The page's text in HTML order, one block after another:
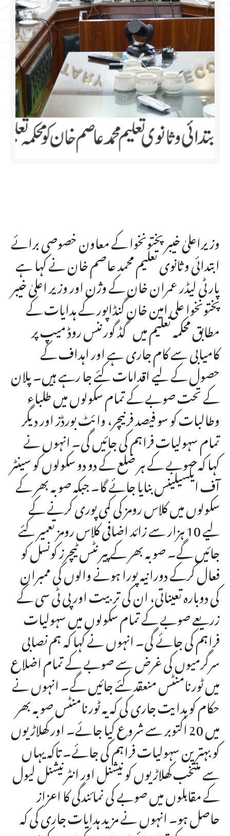
وزیراعلیٰ خیبر پختونخوا کے معاون خصوصی برائے
ابتدائی و ثانوی تعلیم محمد عاصم خان نے کہا ہے
پارٹی لیڈر عمران خان کے وژن اور وزیر اعلیٰ خیبر
پختونخوا علی امین خان گنڈاپور کے ہدایات کے
مطابق محکمہ تعلیم میں گڈ گورننس روڈ میپ پر
کامیابی سے کام جاری ہے اور اہداف کے
حصول کے لیے اقدامات کئے جا رہے ہیں۔ پلان
کے تحت صوبے کے تمام سکولوں میں طلباء
وطالبات کو سو فیصد فرنیچر، وائٹ بورڈز اور دیگر
تمام سہولیات فراہم کی جائیں گی۔ انہوں نے
کہا کہ صوبے کے ہر ضلع کے دو دو سکولوں کو سینٹر
آف ایکسیلینس بنایا جائے گا۔ جبکہ صوبہ بھر کے
سکولوں میں کلاس رومز کی کمی پوری کرنے کے
لیے 10 ہزار سے زائد اضافی کلاس رومز تعمیر کئے
جائیں گے۔ صوبہ بھر کے پیرنٹس ٹیچرز کونسل کو
فعال کرکے دورانیہ پورا ہونے والوں کی ممبران
کی دوبارہ تعیناتی، ان کی تربیت اور پی ٹی سی کے
زریعے صوبے کے تمام سکولوں میں سہولیات
فراہم کی جائے گی۔ انہوں نے کہا کہ ہم نصابی
سرگرمیوں کی غرض سے صوبے کے تمام اضلاع
میں ٹورنامنٹس منعقد کئے جائیں گے۔ انہوں نے
حکام کو ہدایت جاری کی کہ یہ ٹورنامنٹس صوبہ بھر
میں 20 اکتوبر سے شروع کیا جائے۔ اور کھلاڑیوں
کو بہترین سہولیات فراہم کی جائے۔ تاکہ یہاں
سے منتخب کھلاڑیوں کو نیشنل اور انٹرنیشنل لیول
کے مقابلوں میں صوبے کی نمائندگی کا اعزاز
حاصل ہو۔ انہوں نے مزید ہدایات جاری کی کہ